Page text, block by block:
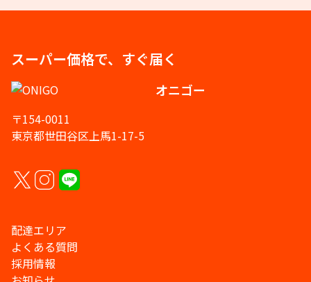
スーパー価格で、すぐ届く
オニゴー
〒154-0011
東京都世田谷区上馬1-17-5
配達エリア
よくある質問
採用情報